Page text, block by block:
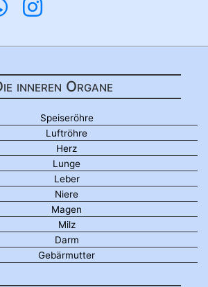
inneren Organe
Speiseröhre
Luftröhre
Herz
Lunge
Leber
Niere
Magen
Milz
Darm
Gebärmutter